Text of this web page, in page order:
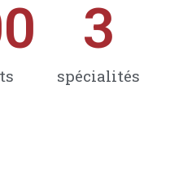
spécialités
3